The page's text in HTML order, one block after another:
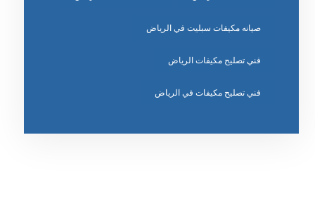
صيانه مكيفات سبليت في الرياض
فني تصليح مكيفات الرياض
فني تصليح مكيفات في الرياض